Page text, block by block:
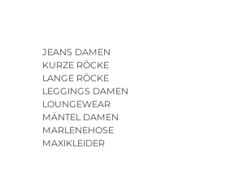
JEANS DAMEN
KURZE RÖCKE
LANGE RÖCKE
LEGGINGS DAMEN
LOUNGEWEAR
MÄNTEL DAMEN
MARLENEHOSE
MAXIKLEIDER